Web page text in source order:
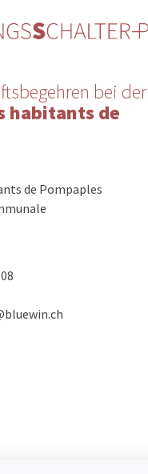
bei der
habitants de
de Pompaples